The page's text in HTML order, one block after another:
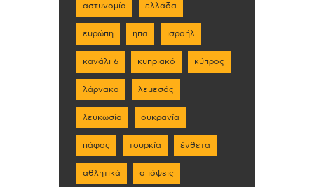
αστυνομία ελλάδα
ευρώπη ηπα ισραήλ
κανάλι 6 κυπριακό κύπρος
λάρνακα λεμεσός
λευκωσία ουκρανία
πάφος τουρκία ένθετα
αθλητικά απόψεις